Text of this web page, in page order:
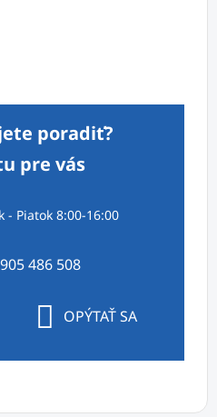
poradiť?
pre vás
- Piatok 8:00-16:00
486 508
OPÝTAŤ SA